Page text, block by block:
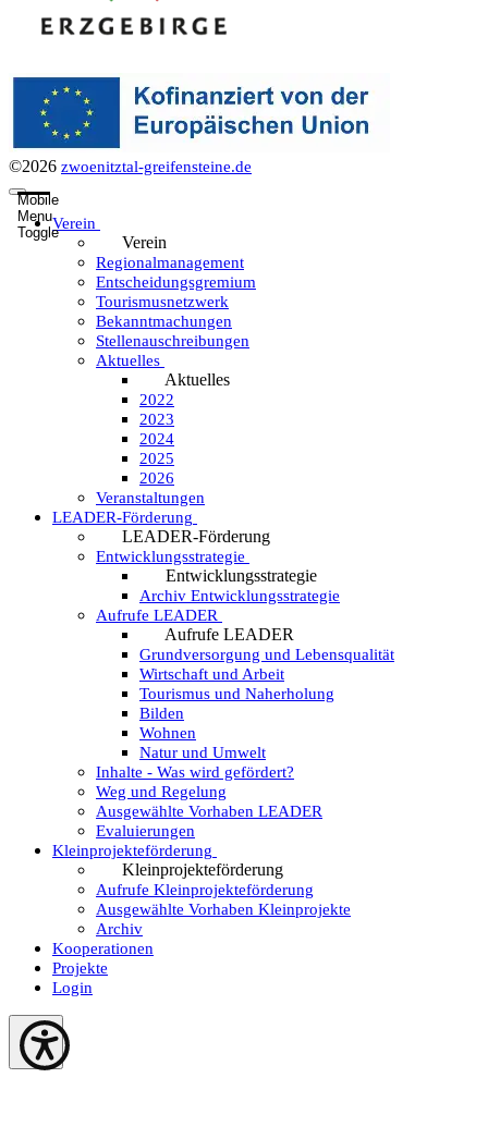
©2026 zwoenitztal-greifensteine.de
Mobile
Menu
Toggle
Verein
Verein
Regionalmanagement
Entscheidungsgremium
Tourismusnetzwerk
Bekanntmachungen
Stellenauschreibungen
Aktuelles
Aktuelles
2022
2023
2024
2025
2026
Veranstaltungen
LEADER-Förderung
LEADER-Förderung
Entwicklungsstrategie
Entwicklungsstrategie
Archiv Entwicklungsstrategie
Aufrufe LEADER
Aufrufe LEADER
Grundversorgung und Lebensqualität
Wirtschaft und Arbeit
Tourismus und Naherholung
Bilden
Wohnen
Natur und Umwelt
Inhalte - Was wird gefördert?
Weg und Regelung
Ausgewählte Vorhaben LEADER
Evaluierungen
Kleinprojekteförderung
Kleinprojekteförderung
Aufrufe Kleinprojekteförderung
Ausgewählte Vorhaben Kleinprojekte
Archiv
Kooperationen
Projekte
Login